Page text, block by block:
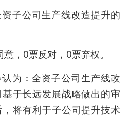
子公司生产线改造提升的
，0票反对，0票弃权。
为：全资子公司生产线改
于长远发展战略做出的审
将有利于子公司提升技术